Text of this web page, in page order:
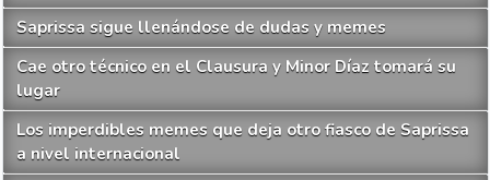
Saprissa sigue llenándose de dudas y memes
Cae otro técnico en el Clausura y Minor Díaz tomará su
lugar
Los imperdibles memes que deja otro fiasco de Saprissa
a nivel internacional